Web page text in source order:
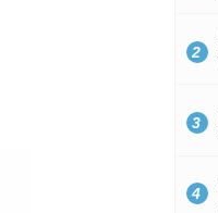
2
3
4